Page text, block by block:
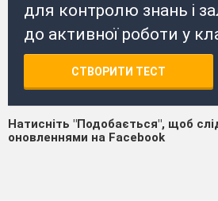
для контролю знань і
до активної роботи у
СТВОРИТИ ТЕСТ
Натисніть "Подобається", щоб
оновленнями на Facebook